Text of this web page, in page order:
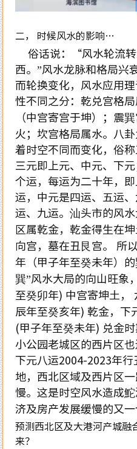
二， 时候风水的影响…
俗话说：“风水轮流
西。”风水龙脉和格局兴
而轮换变化，风水应用
性不同之分：乾兑宫格
（中宫寄宫于坤）；震
火；坎宫格局属水。八
着时空不同而变化，俗
三元即上元、中元、下
个运，每运为二十年，
运，中元是四运、五运
运、九运。汕头市的风
区属乾金，乾金得生在
向宫，墓在丑艮宫。 所
年（甲子年至癸未年）
巽”风水大局的向山旺象
至癸卯年) 中宫寄坤土，
辰年至癸亥年) 乾金，
(甲子年至癸未年) 兑金
小公园老城区的西片区
下元八运2004-2023年
地，西北区域及西片区
慢。这是时空风水造成
济及房产发展缓慢的又一
预测西北区及大港河产城融
来？